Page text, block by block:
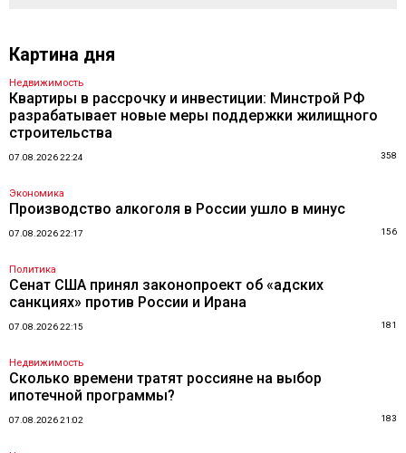
Картина дня
Недвижимость
Квартиры в рассрочку и инвестиции: Минстрой РФ
разрабатывает новые меры поддержки жилищного
строительства
07.08.2026 22:24 358
Экономика
Производство алкоголя в России ушло в минус
07.08.2026 22:17 156
Политика
Сенат США принял законопроект об «адских
санкциях» против России и Ирана
07.08.2026 22:15 181
Недвижимость
Сколько времени тратят россияне на выбор
ипотечной программы?
07.08.2026 21:02 183